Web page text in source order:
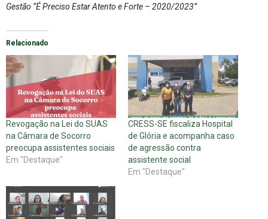
Gestão “É Preciso Estar Atento e Forte – 2020/2023”
Relacionado
Revogação na Lei do SUAS
na Câmara de Socorro
preocupa assistentes sociais
Em "Destaque"
CRESS-SE fiscaliza Hospital
de Glória e acompanha caso
de agressão contra
assistente social
Em "Destaque"